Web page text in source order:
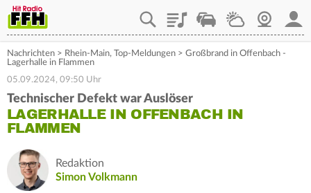
PlaylistStaupilotWetterWebcam
Nachrichten > Rhein-Main, Top-Meldungen > Großbrand in Offenbach -
Lagerhalle in Flammen
05.09.2024, 09:50 Uhr
Technischer Defekt war Auslöser
LAGERHALLE IN OFFENBACH IN
FLAMMEN
Redaktion
Simon Volkmann